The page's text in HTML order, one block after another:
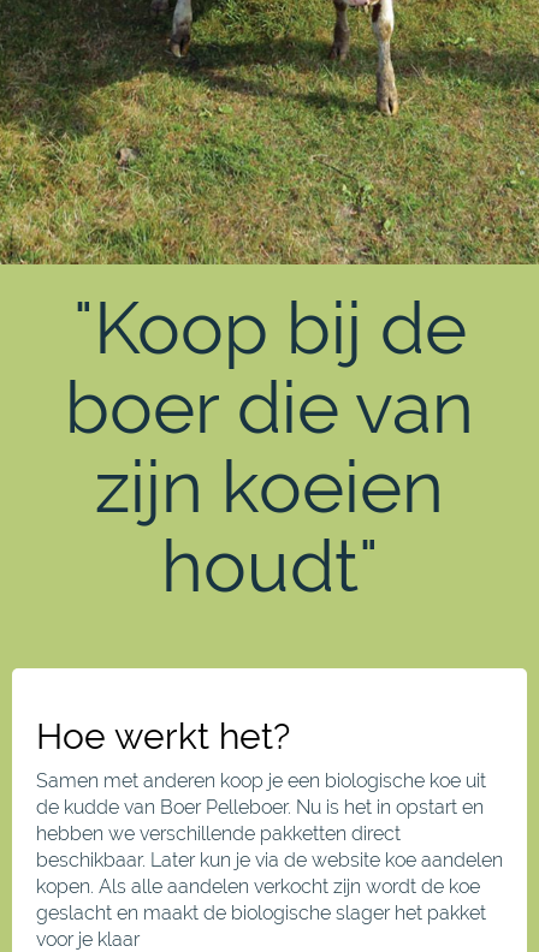
"Koop bij de
boer die van
zijn koeien
houdt"
Hoe werkt het?
Samen met anderen koop je een biologische koe uit
de kudde van Boer Pelleboer. Nu is het in opstart en
hebben we verschillende pakketten direct
beschikbaar. Later kun je via de website koe aandelen
kopen. Als alle aandelen verkocht zijn wordt de koe
geslacht en maakt de biologische slager het pakket
voor je klaar